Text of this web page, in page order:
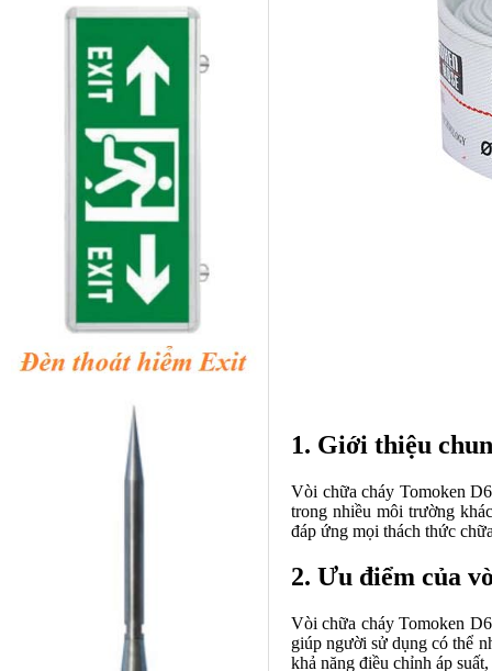
1. Giới thiệu
Vòi chữa cháy Tomoken
trong nhiều môi trường
đáp ứng mọi thách thức
2. Ưu điểm của
Vòi chữa cháy Tomoken
giúp người sử dụng có thể
khả năng điều chỉnh áp